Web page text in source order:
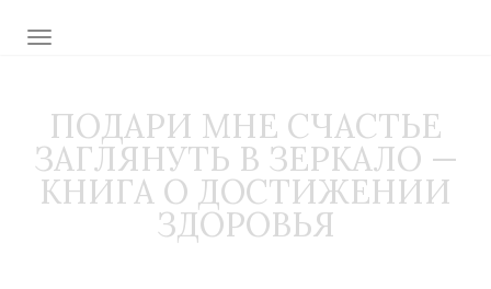
TOGGLE NAVIGATION
ПОДАРИ МНЕ СЧАСТЬЕ
ЗАГЛЯНУТЬ В ЗЕРКАЛО —
КНИГА О ДОСТИЖЕНИИ
ЗДОРОВЬЯ